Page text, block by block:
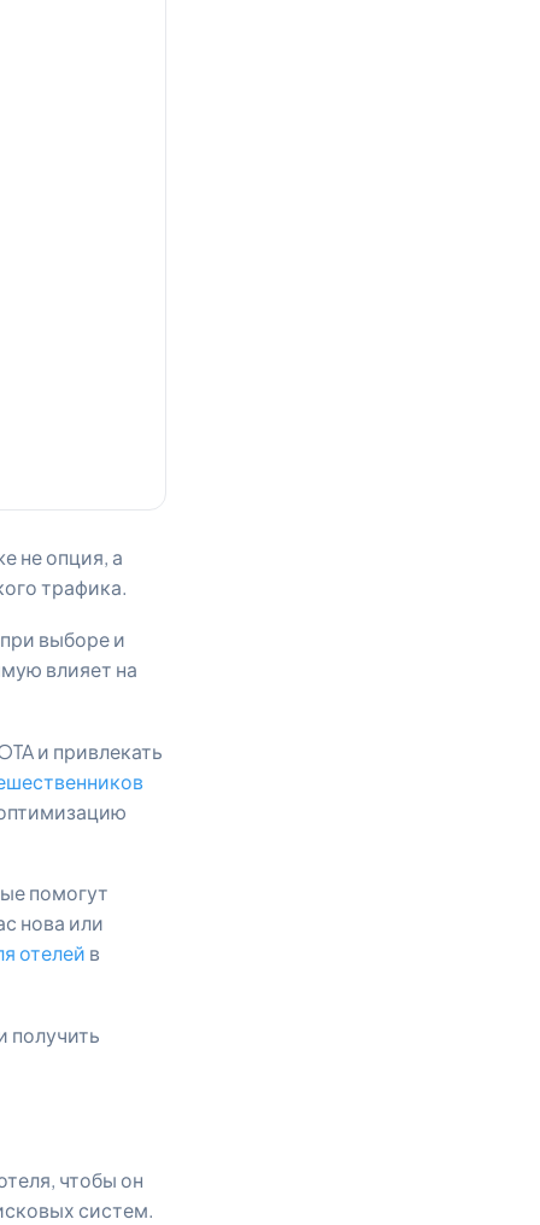
не опция, а
трафика.
выборе и
влияет на
и привлекать
помогут
нова или
отелей в
получить
чтобы он
систем.